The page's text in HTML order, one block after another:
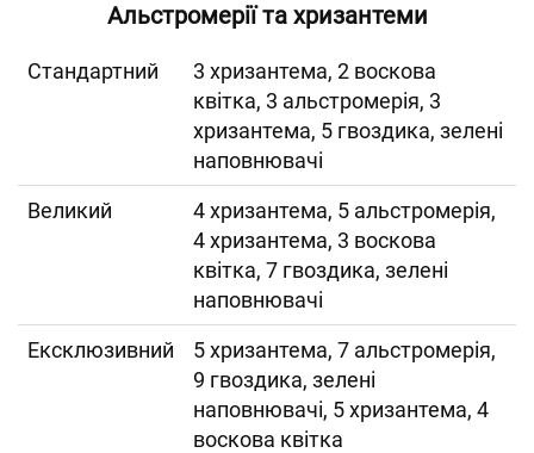
Альстромерії та хризантеми
Cтандартний
3 хризантема, 2 воскова
квітка, 3 альстромерія, 3
хризантема, 5 гвоздика, зелені
наповнювачі
Великий
4 хризантема, 5 альстромерія,
4 хризантема, 3 воскова
квітка, 7 гвоздика, зелені
наповнювачі
Ексклюзивний
5 хризантема, 7 альстромерія,
9 гвоздика, зелені
наповнювачі, 5 хризантема, 4
воскова квітка